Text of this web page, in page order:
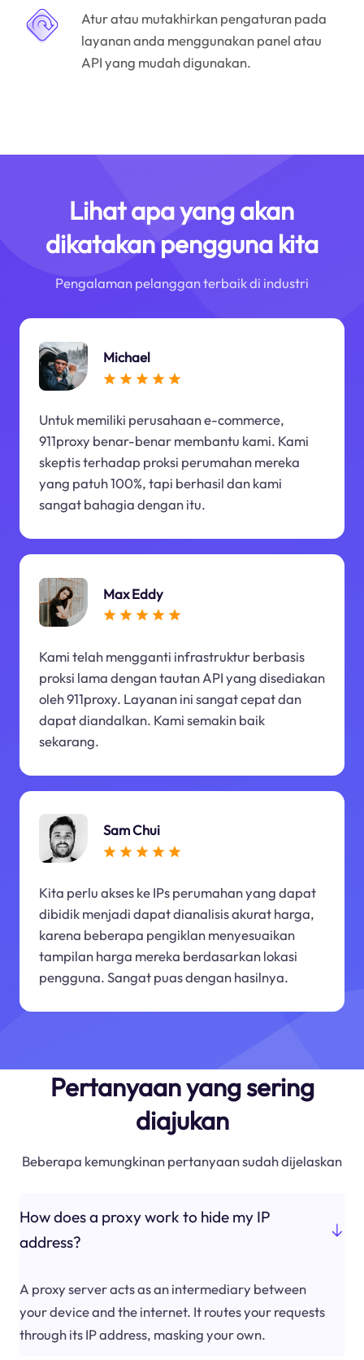
Atur atau mutakhirkan pengaturan pada
layanan anda menggunakan panel atau
API yang mudah digunakan.
Lihat apa yang akan
dikatakan pengguna kita
Pengalaman pelanggan terbaik di industri
Michael
Untuk memiliki perusahaan e-commerce,
911proxy benar-benar membantu kami. Kami
skeptis terhadap proksi perumahan mereka
yang patuh 100%, tapi berhasil dan kami
sangat bahagia dengan itu.
Max Eddy
Kami telah mengganti infrastruktur berbasis
proksi lama dengan tautan API yang disediakan
oleh 911proxy. Layanan ini sangat cepat dan
dapat diandalkan. Kami semakin baik
sekarang.
Sam Chui
Kita perlu akses ke IPs perumahan yang dapat
dibidik menjadi dapat dianalisis akurat harga,
karena beberapa pengiklan menyesuaikan
tampilan harga mereka berdasarkan lokasi
pengguna. Sangat puas dengan hasilnya.
Pertanyaan yang sering
diajukan
Beberapa kemungkinan pertanyaan sudah dijelaskan
How does a proxy work to hide my IP
address?
A proxy server acts as an intermediary between
your device and the internet. It routes your requests
through its IP address, masking your own.